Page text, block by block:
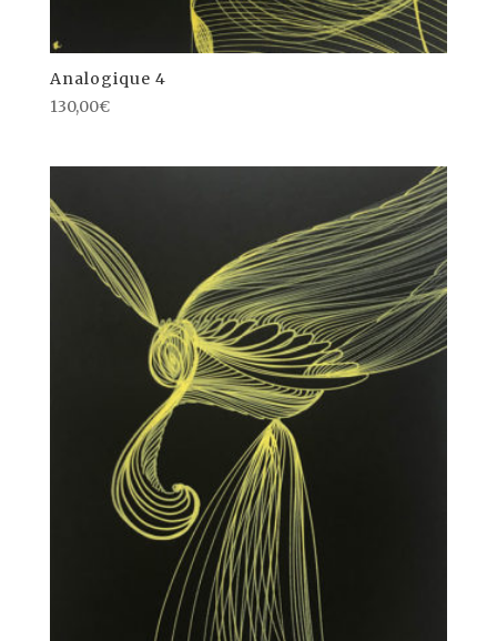
Analogique 4
130,00€